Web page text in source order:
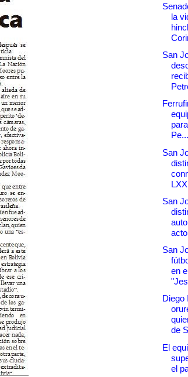
la
San
Pe...
San
San
San
en
Diego
de
El
el